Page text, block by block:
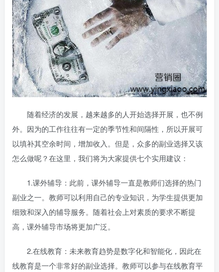
随着经济的发展，越来越多的人开始选择开展，也不例
外。因为的工作往往有一定的季节性和间隔性，所以开展可
以填补其空余时间，增加收入。但是，众多的副业选择又该
怎么做呢？在这里，我们将为大家提供七个实用建议：
1.课外辅导：此前，课外辅导一直是教师们选择的热门
副业之一。教师可以利用自己的专业知识，为学生提供更加
细致和深入的辅导服务。随着社会上对素质的要求不断提
高，课外辅导市场将更加广泛。
2.在线教育：未来教育趋势是数字化和智能化，因此在
线教育是一个非常好的副业选择。教师可以参与在线教育平